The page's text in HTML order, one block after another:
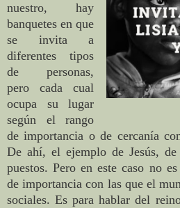
nuestro, hay
banquetes en que
se invita a
diferentes tipos
de personas,
pero cada cual
ocupa su lugar
según el rango
de importancia o de cercanía
De ahí, el ejemplo de Jesús,
puestos. Pero en este caso no
de importancia con las que el
sociales. Es para hablar del